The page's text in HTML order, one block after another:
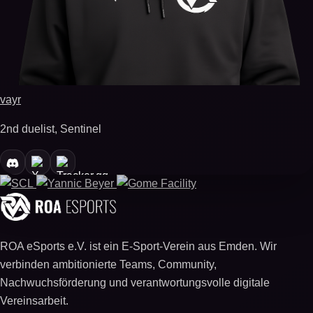
vayr
2nd duelist, Sentinel
ROA eSports e.V. ist ein E-Sport-Verein aus Emden. Wir
verbinden ambitionierte Teams, Community,
Nachwuchsförderung und verantwortungsvolle digitale
Vereinsarbeit.